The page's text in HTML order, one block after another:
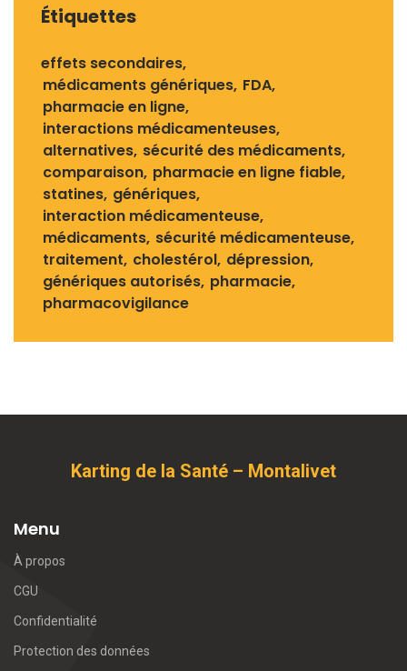
Étiquettes
effets secondaires
médicaments génériques FDA
pharmacie en ligne
interactions médicamenteuses
alternatives sécurité des médicaments
comparaison pharmacie en ligne fiable
statines génériques
interaction médicamenteuse
médicaments sécurité médicamenteuse
traitement cholestérol dépression
génériques autorisés pharmacie
pharmacovigilance
Karting de la Santé – Montalivet
Menu
À propos
CGU
Confidentialité
Protection des données